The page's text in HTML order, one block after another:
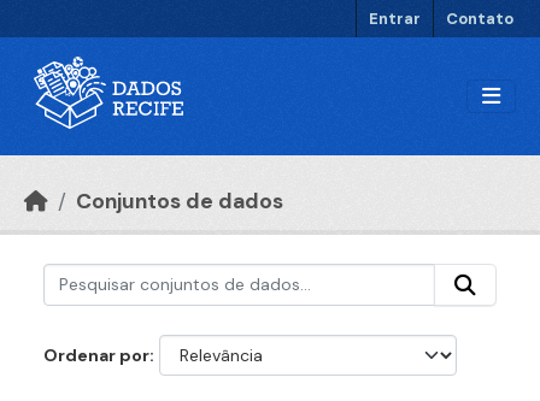
Entrar Contato
Conjuntos de dados
Ordenar por